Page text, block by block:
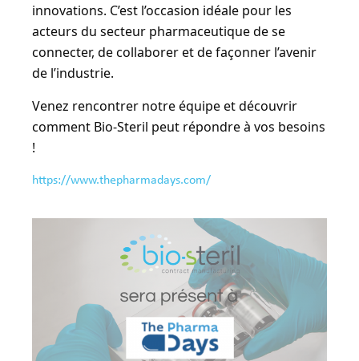
innovations. C’est l’occasion idéale pour les
acteurs du secteur pharmaceutique de se
connecter, de collaborer et de façonner l’avenir
de l’industrie.
Venez rencontrer notre équipe et découvrir
comment Bio-Steril peut répondre à vos besoins
!
https://www.thepharmadays.com/